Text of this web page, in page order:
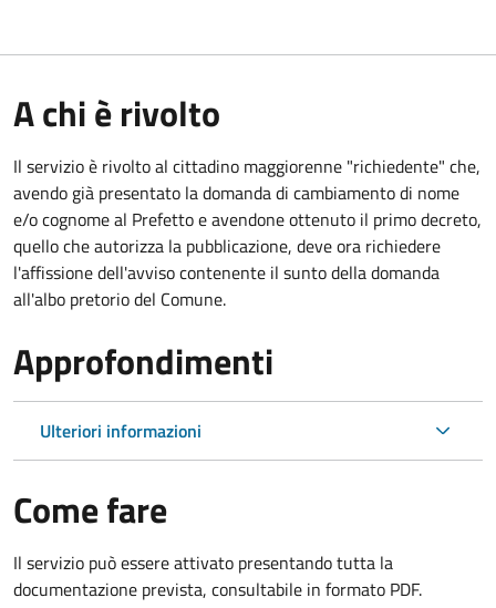
A chi è rivolto
Il servizio è rivolto al cittadino maggiorenne "richiedente" che,
avendo già presentato la domanda di cambiamento di nome
e/o cognome al Prefetto e avendone ottenuto il primo decreto,
quello che autorizza la pubblicazione, deve ora richiedere
l'affissione dell'avviso contenente il sunto della domanda
all'albo pretorio del Comune.
Approfondimenti
Ulteriori informazioni
Come fare
Il servizio può essere attivato presentando tutta la
documentazione prevista, consultabile in formato PDF.